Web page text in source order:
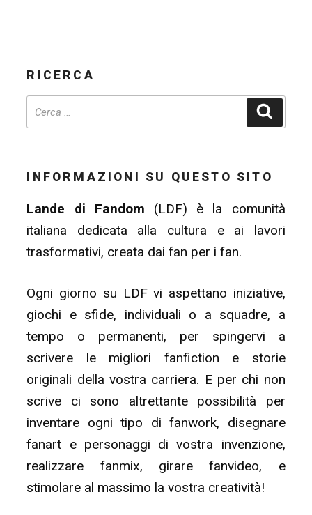
RICERCA
INFORMAZIONI SU QUESTO SITO
Lande di Fandom (LDF) è la comunità
italiana dedicata alla cultura e ai lavori
trasformativi, creata dai fan per i fan.
Ogni giorno su LDF vi aspettano iniziative,
giochi e sfide, individuali o a squadre, a
tempo o permanenti, per spingervi a
scrivere le migliori fanfiction e storie
originali della vostra carriera. E per chi non
scrive ci sono altrettante possibilità per
inventare ogni tipo di fanwork, disegnare
fanart e personaggi di vostra invenzione,
realizzare fanmix, girare fanvideo, e
stimolare al massimo la vostra creatività!